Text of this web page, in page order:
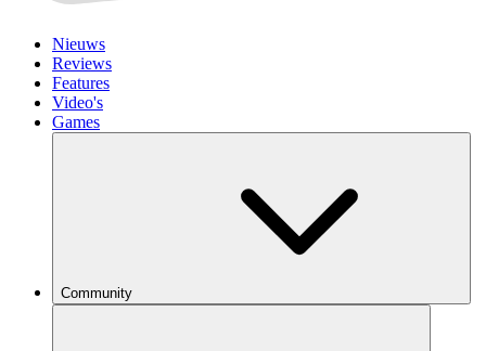
Nieuws
Reviews
Features
Video's
Games
Community